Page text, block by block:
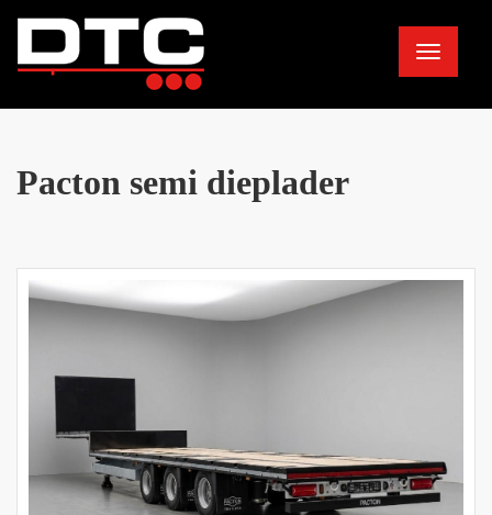
Toggle
navigation
Pacton semi dieplader